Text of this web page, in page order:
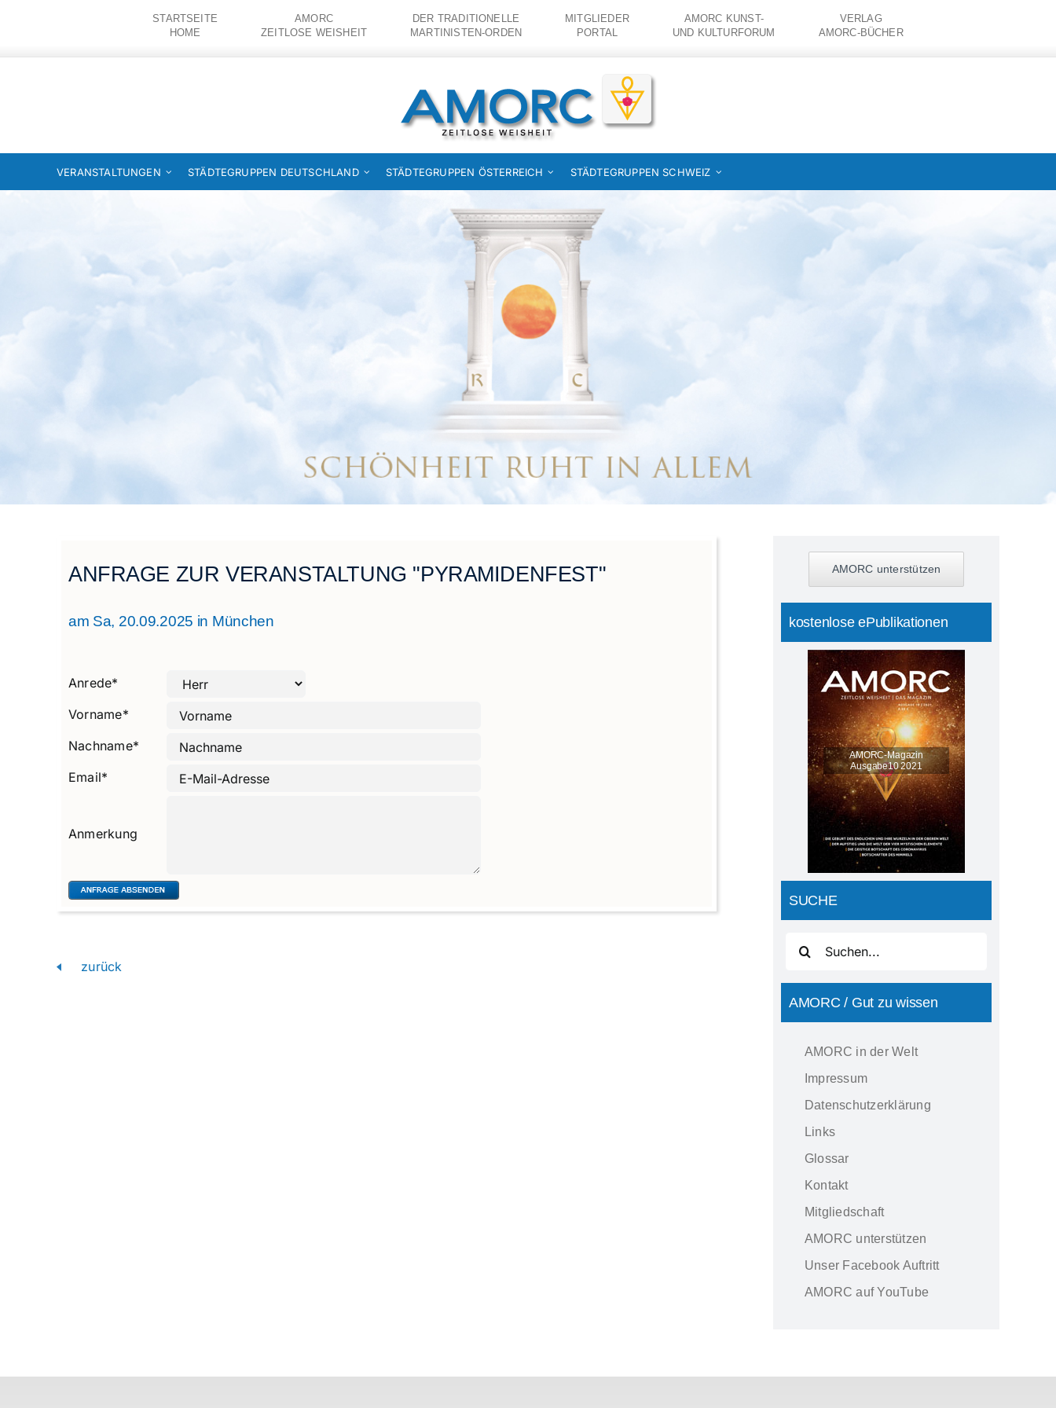
STARTSEITE
HOME
AMORC
ZEITLOSE WEISHEIT
DER TRADITIONELLE
MARTINISTEN-ORDEN
MITGLIEDER
PORTAL
AMORC KUNST-
UND KULTURFORUM
VERLAG
AMORC-BÜCHER
VERANSTALTUNGEN STÄDTEGRUPPEN DEUTSCHLAND STÄDTEGRUPPEN ÖSTERREICH STÄDTEGRUPPEN SCHWEIZ
ANFRAGE ZUR VERANSTALTUNG "PYRAMIDENFEST"
am Sa, 20.09.2025 in München
Anrede*
Vorname*
Nachname*
Email*
Anmerkung
zurück
AMORC unterstützen
kostenlose ePublikationen
AMORC-Magazin
Ausgabe10 2021
SUCHE
nach:
AMORC / Gut zu wissen
AMORC in der Welt
Impressum
Datenschutzerklärung
Links
Glossar
Kontakt
Mitgliedschaft
AMORC unterstützen
Unser Facebook Auftritt
AMORC auf YouTube